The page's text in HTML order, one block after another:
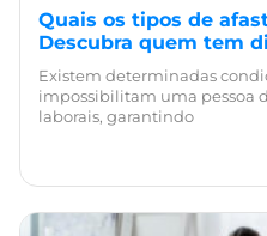
Quais os tipos de
Descubra quem tem
Existem determinadas
impossibilitam uma pessoa
laborais, garantindo